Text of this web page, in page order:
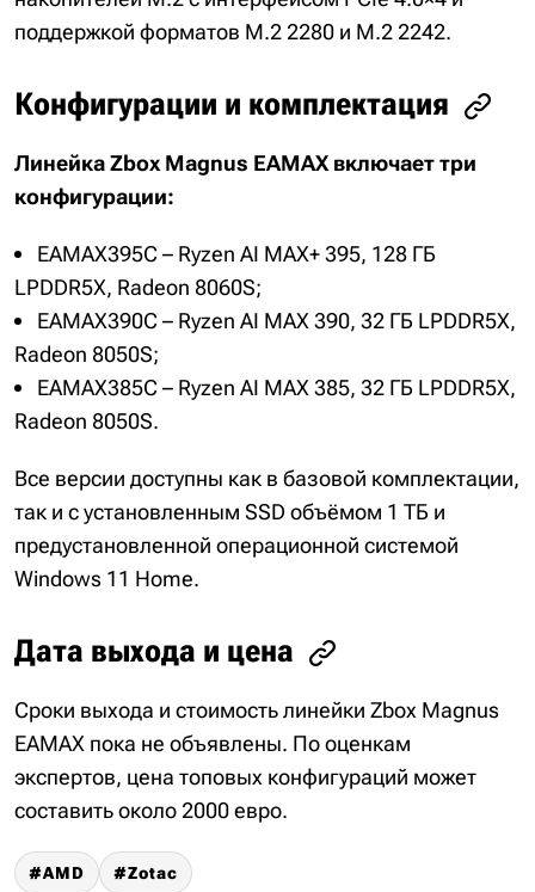
поддержкой форматов M.2 2280 и M.2 2242.
Конфигурации и комплектация
Линейка Zbox Magnus EAMAX включает три
конфигурации:
EAMAX395C – Ryzen AI MAX+ 395, 128 ГБ
LPDDR5X, Radeon 8060S;
EAMAX390C – Ryzen AI MAX 390, 32 ГБ LPDDR5X,
Radeon 8050S;
EAMAX385C – Ryzen AI MAX 385, 32 ГБ LPDDR5X,
Radeon 8050S.
Все версии доступны как в базовой комплектации,
так и с установленным SSD объёмом 1 ТБ и
предустановленной операционной системой
Windows 11 Home.
Дата выхода и цена
Сроки выхода и стоимость линейки Zbox Magnus
EAMAX пока не объявлены. По оценкам
экспертов, цена топовых конфигураций может
составить около 2000 евро.
AMD Zotac